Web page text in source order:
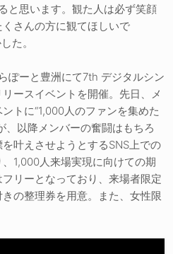
と思います。観た人は必ず笑顔
さんの方に観てほしいで
た。
ぽーと豊洲にて7th デジタルシン
ースイベントを開催。先日、メ
トに“1,000人のファンを集めた
、以降メンバーの奮闘はもちろ
叶えさせようとするSNS上での
1,000人来場実現に向けての期
リーとなっており、来場者限定
の整理券を用意。また、女性限